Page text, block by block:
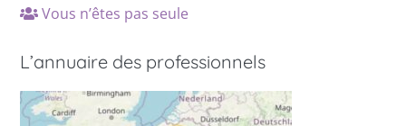
Vous n’êtes pas seule
L’annuaire des professionnels